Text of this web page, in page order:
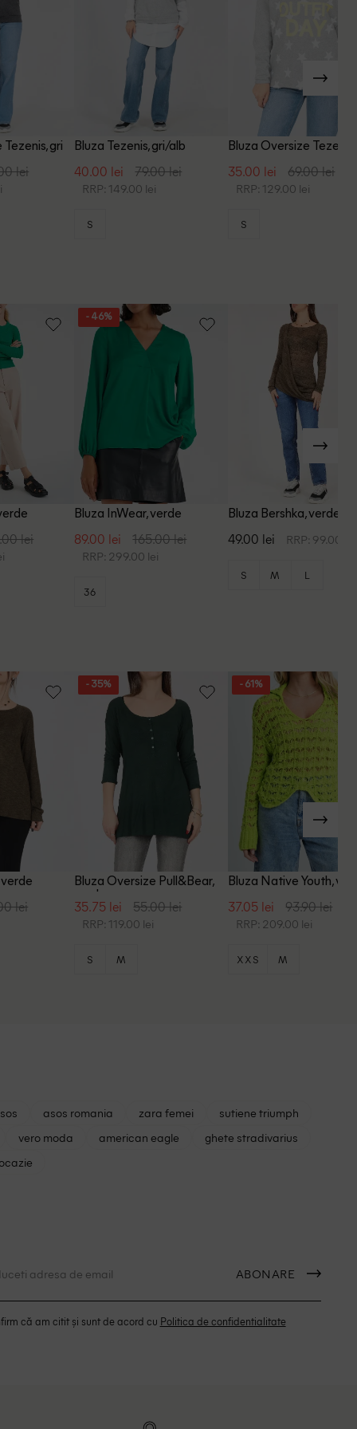
gri
lei
Bluza Tezenis, gri/alb
40.00 lei 79.00 lei
RRP: 149.00 lei
S
Bluza Oversize Tezenis,
35.00 lei 69.00 lei
RRP: 129.00 lei
S
lei
- 46%
Bluza InWear, verde
89.00 lei 165.00 lei
RRP: 299.00 lei
36
Bluza Bershka, verde
49.00 lei RRP: 99.00 lei
S M L
verde
lei
- 35%
Bluza Oversize Pull&Bear,
verde
35.75 lei 55.00 lei
RRP: 119.00 lei
S M
- 61%
Bluza Native Youth,
37.05 lei 93.90 lei
RRP: 209.00 lei
XXS M
asos romania zara femei
sutiene triumph
vero moda american eagle
ghete stradivarius
ABONARE
că am citit și sunt de acord cu Politica de confidentialitate